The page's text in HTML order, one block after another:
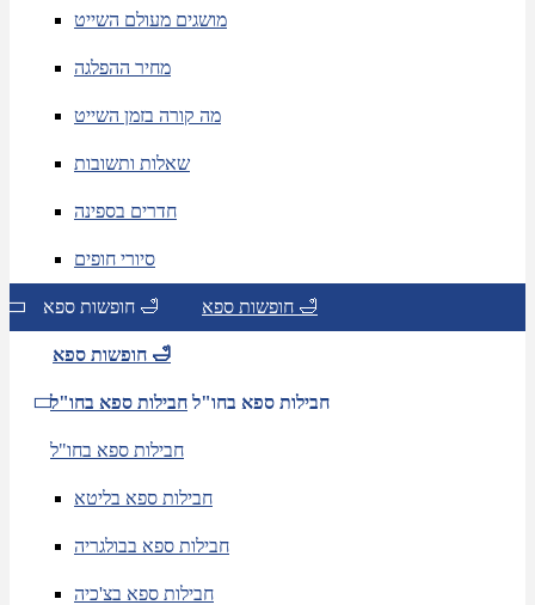
מושגים מעולם השייט
מחיר ההפלגה
מה קורה בזמן השייט
שאלות ותשובות
חדרים בספינה
סיורי חופים
חופשות ספא 🛁 חופשות ספא 🛁
חופשות ספא 🛁
חבילות ספא בחו"ל חבילות ספא בחו"ל
חבילות ספא בחו"ל
חבילות ספא בליטא
חבילות ספא בבולגריה
חבילות ספא בצ'כיה